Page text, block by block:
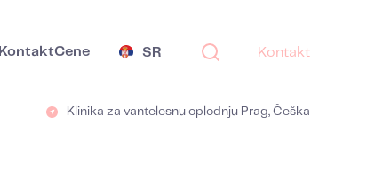
KontaktCene SR Kontakt
Klinika za vantelesnu oplodnju Prag, Češka